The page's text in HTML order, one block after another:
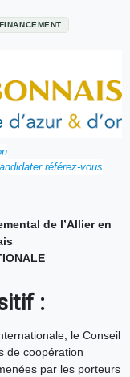
FINANCEMENT
référez-vous
de l’Allier en
:
le Conseil
de coopération
par les porteurs